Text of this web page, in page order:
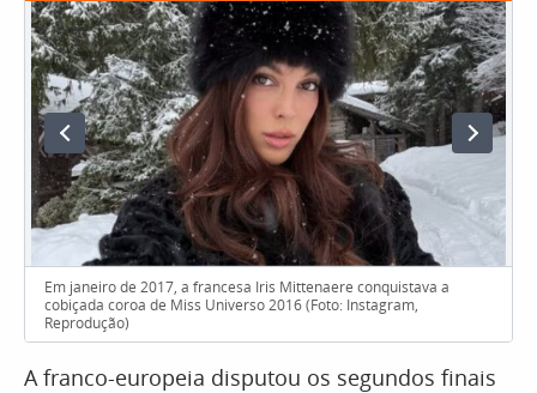
Em janeiro de 2017, a francesa Iris Mittenaere conquistava a
cobiçada coroa de Miss Universo 2016 (Foto: Instagram,
Reprodução)
A franco-europeia disputou os segundos finais